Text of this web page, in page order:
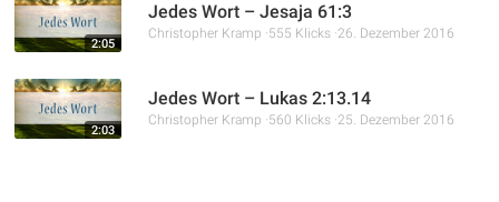
2:05
Jedes Wort – Jesaja 61:3
Christopher Kramp 555 Klicks 26. Dezember 2016
2:03
Jedes Wort – Lukas 2:13.14
Christopher Kramp 560 Klicks 25. Dezember 2016